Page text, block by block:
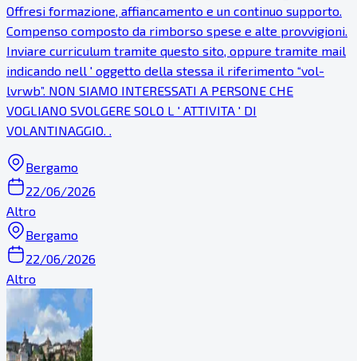
Offresi formazione, affiancamento e un continuo supporto.
Compenso composto da rimborso spese e alte provvigioni.
Inviare curriculum tramite questo sito, oppure tramite mail
indicando nell ' oggetto della stessa il riferimento “vol-
lvrwb”. NON SIAMO INTERESSATI A PERSONE CHE
VOGLIANO SVOLGERE SOLO L ' ATTIVITA ' DI
VOLANTINAGGIO. .
Bergamo
22/06/2026
Altro
Bergamo
22/06/2026
Altro